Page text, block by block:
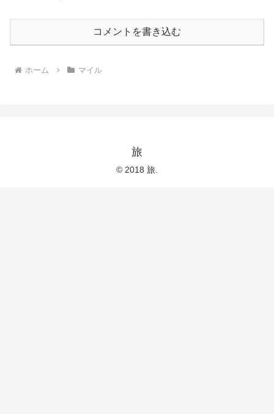
コメントを書き込む
ホーム マイル
旅
© 2018 旅.